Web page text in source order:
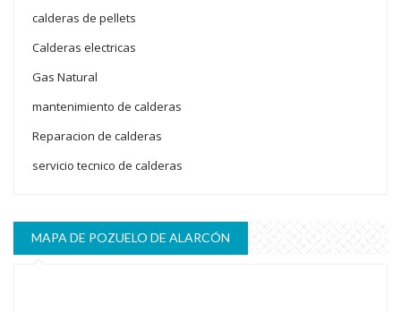
calderas de pellets
Calderas electricas
Gas Natural
mantenimiento de calderas
Reparacion de calderas
servicio tecnico de calderas
MAPA DE POZUELO DE ALARCÓN